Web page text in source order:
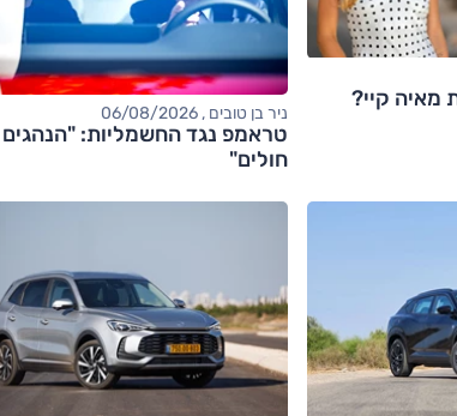
מאיה קיי?
ניר בן טובים , 06/08/2026
טראמפ נגד החשמליות: "הנהגים
חולים"